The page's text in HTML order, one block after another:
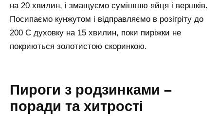
на 20 хвилин, і змащуємо сумішшю яйця і вершків.
Посипаємо кунжутом і відправляємо в розігріту до
200 С духовку на 15 хвилин, поки пиріжки не
покриються золотистою скоринкою.
Пироги з родзинками –
поради та хитрості